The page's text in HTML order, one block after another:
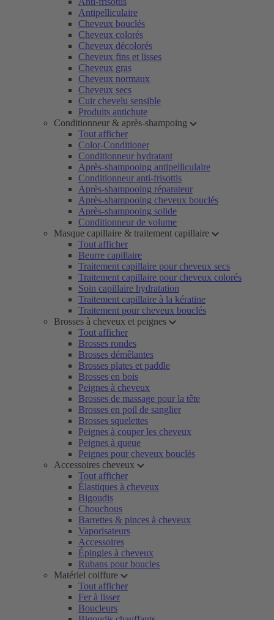
Antipelliculaire
Cheveux bouclés
Cheveux colorés
Cheveux décolorés
Cheveux fins et lisses
Cheveux gras
Cheveux normaux
Cheveux secs
Cuir chevelu sensible
Produits antichute
Conditionneur & après-shampoing
Tout afficher
Color-Conditioner
Conditionneur hydratant
Après-shampooing antipelliculaire
Conditionneur anti-frisottis
Après-shampooing réparateur
Après-shampooing cheveux bouclés
Après-shampooing solide
Conditionneur de volume
Masque capillaire & traitement capillaire
Tout afficher
Beurre capillaire
Traitement capillaire pour cheveux secs
Traitement capillaire pour cheveux colorés
Soin capillaire hydratation
Traitement capillaire à la kératine
Traitement pour cheveux bouclés
Brosses à cheveux et peignes
Tout afficher
Brosses rondes
Brosses démêlantes
Brosses plates et paddle
Brosses en bois
Peignes à cheveux
Brosses de massage pour la tête
Brosses en poil de sanglier
Brosses squelettes
Peignes à couper les cheveux
Peignes à queue
Peignes pour cheveux bouclés
Accessoires cheveux
Tout afficher
Élastiques à cheveux
Bigoudis
Chouchous
Barrettes & pinces à cheveux
Vaporisateurs
Accessoires
Épingles à cheveux
Rubans pour boucles
Matériel coiffure
Tout afficher
Fer à lisser
Boucleurs